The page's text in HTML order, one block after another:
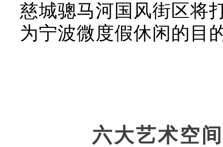
慈城骢马河国风街区将
为宁波微度假休闲的目
六大艺术空